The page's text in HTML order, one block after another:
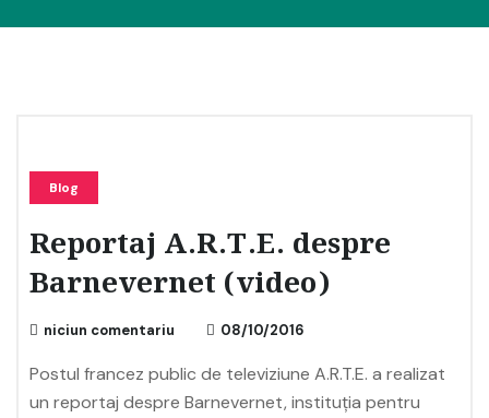
Blog
Reportaj A.R.T.E. despre
Barnevernet (video)
niciun comentariu 08/10/2016
Postul francez public de televiziune A.R.T.E. a realizat
un reportaj despre Barnevernet, instituția pentru